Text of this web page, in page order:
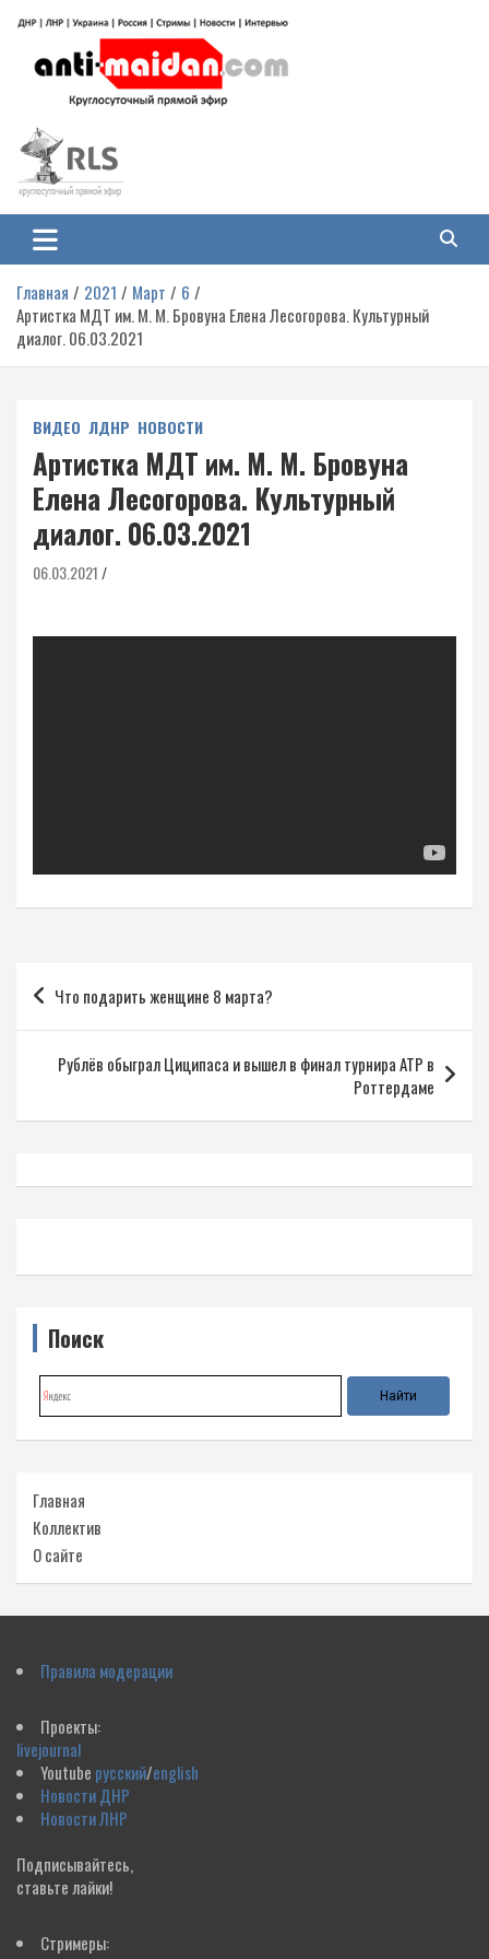
содержимому
Антимайдан: Гражданская война
на Украине
гражданской войне на Украине, включая события в Новороссии, ДНР,
ЛНР и других регионах.
Главная 2021 Март
6
Артистка МДТ им. М. М. Бровуна Елена Лесогорова. Культурный
диалог. 06.03.2021
ВИДЕО ЛДНР НОВОСТИ
Артистка МДТ им. М. М. Бровуна
Елена Лесогорова. Культурный
диалог. 06.03.2021
06.03.2021
Навигация
по
записям
Что подарить женщине 8 марта?
Рублёв обыграл Циципаса и вышел в финал турнира ATP в
Роттердаме
Поиск
Главная
Коллектив
О сайте
Правила модерации
Проекты:
livejournal
Youtube русский/english
Новости ДНР
Новости ЛНР
Подписывайтесь,
ставьте лайки!
Стримеры: